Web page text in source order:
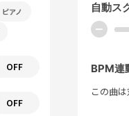
ピアノ
OFF
OFF
自動ス
ー
BPM連
この曲